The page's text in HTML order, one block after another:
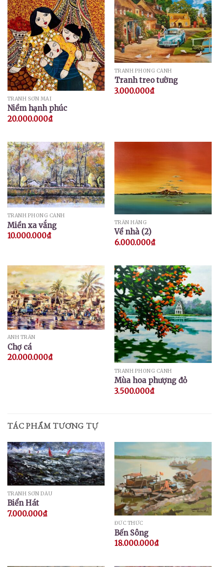
TRANH SƠN MÀI
Niềm hạnh phúc
20.000.000₫
TRANH PHONG CẢNH
Tranh treo tường
3.000.000₫
TRANH PHONG CẢNH
Miền xa vắng
10.000.000₫
TRẦN HẰNG
Về nhà (2)
6.000.000₫
ÁNH TRẦN
Chợ cá
20.000.000₫
TRANH PHONG CẢNH
Mùa hoa phượng đỏ
3.500.000₫
TÁC PHẨM TƯƠNG TỰ
TRANH SƠN DẦU
Biển Hát
7.000.000₫
ĐỨC THỨC
Bến Sông
18.000.000₫